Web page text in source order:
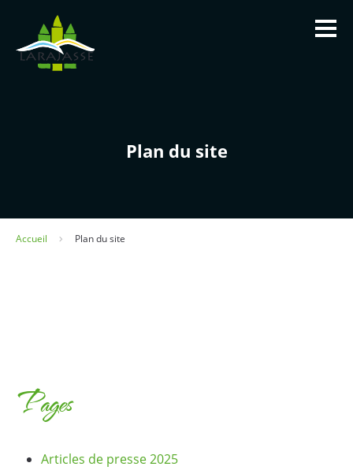
Plan du site
Accueil Plan du site
Pages
Articles de presse 2025
Panneau de gestion des cookies